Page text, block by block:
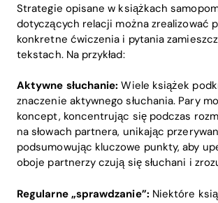
Strategie opisane w książkach
dotyczących relacji można zrealizować
konkretne ćwiczenia i pytania
tekstach. Na przykład:
Aktywne słuchanie: Wiele książek
znaczenie aktywnego słuchania. Pary
koncept, koncentrując się podczas
na słowach partnera, unikając
podsumowując kluczowe punkty, aby
oboje partnerzy czują się słuchani i
Regularne „sprawdzanie”: Niektóre